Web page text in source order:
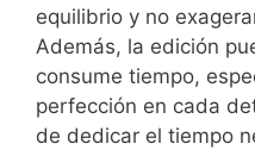
equilibrio y no
Además, la edición
consume tiempo,
perfección en cada
de dedicar el tiempo